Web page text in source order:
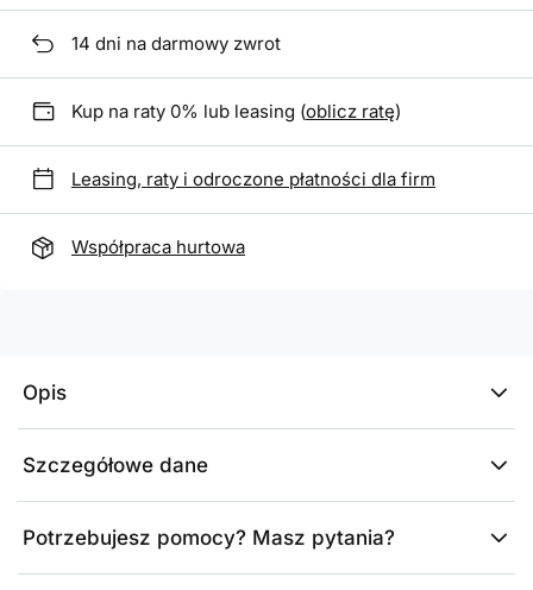
14 dni na darmowy zwrot
Kup na raty 0% lub leasing (oblicz ratę)
Leasing, raty i odroczone płatności dla firm
Współpraca hurtowa
Opis
Szczegółowe dane
Potrzebujesz pomocy? Masz pytania?